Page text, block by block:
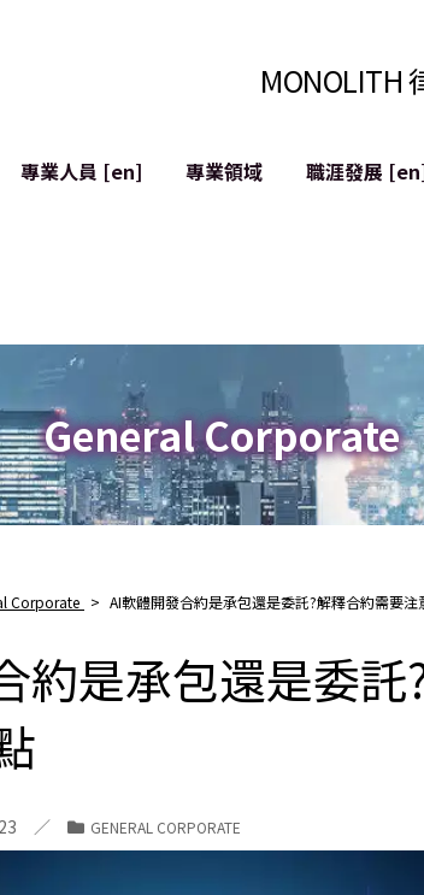
MONOLITH
專業人員 [en]
專業領域
網絡犯罪
職涯發展
General Corporate
Corporate > AI軟體開發合約是承包還是委託?解釋合約需要注
約是承包還是委託
GENERAL CORPORATE